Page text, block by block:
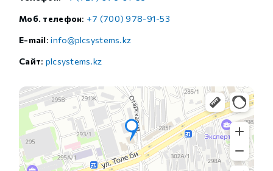
Моб. телефон: +7 (700) 978-91-53
E-mail:info@plcsystems.kz
Сайт: plcsystems.kz